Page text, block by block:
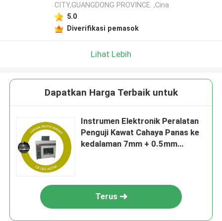
CITY,GUANGDONG PROVINCE. ,Cina
5.0
Diverifikasi pemasok
Lihat Lebih
Dapatkan Harga Terbaik untuk
Instrumen Elektronik Peralatan
Penguji Kawat Cahaya Panas ke
kedalaman 7mm + 0.5mm
Terus